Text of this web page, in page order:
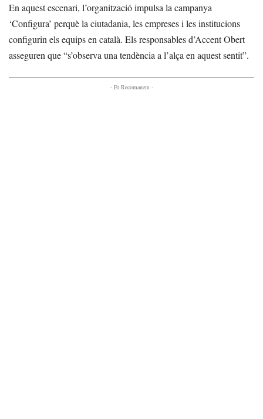
En aquest escenari, l’organització impulsa la campanya
‘Configura’ perquè la ciutadania, les empreses i les institucions
configurin els equips en català. Els responsables d’Accent Obert
asseguren que “s’observa una tendència a l’alça en aquest sentit”.
- Et Recomanem -